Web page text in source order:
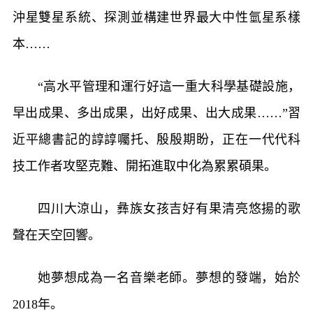
沖星雙星系統、探測並構建世界最大中性氫星系樣
本……
“高水平管理和運行好這一重大科學基礎設施，
早出成果、多出成果，出好成果、出大成果……”習
近平總書記的諄諄囑托、殷殷期盼，正在一代代科
技工作者攻堅克難、開拓進取中化為累累碩果。
四川大涼山，彝族女孩吉好有果清亮悠揚的歌
聲在天空回響。
她夢想成為一名音樂老師。夢想的發端，始於
2018年。